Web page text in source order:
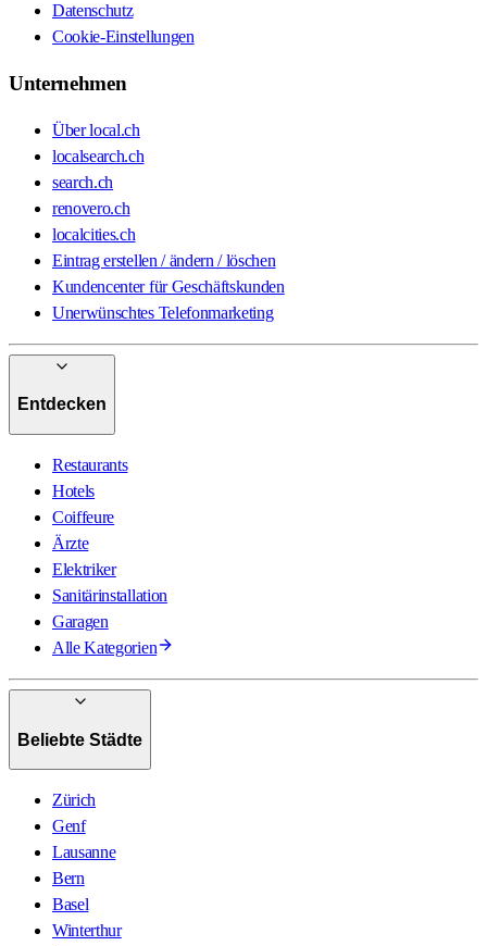
Datenschutz
Cookie-Einstellungen
Unternehmen
Über local.ch
localsearch.ch
search.ch
renovero.ch
localcities.ch
Eintrag erstellen / ändern / löschen
Kundencenter für Geschäftskunden
Unerwünschtes Telefonmarketing
Entdecken
Restaurants
Hotels
Coiffeure
Ärzte
Elektriker
Sanitärinstallation
Garagen
Alle Kategorien
Beliebte Städte
Zürich
Genf
Lausanne
Bern
Basel
Winterthur